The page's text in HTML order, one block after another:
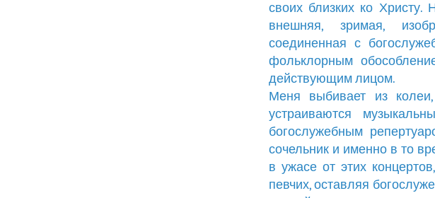
своих близких ко Христу.
внешняя, зримая,
соединенная с
фольклорным
действующим лицом.
Меня выбивает из
устраиваются
богослужебным
сочельник и именно в то
в ужасе от этих
певчих, оставляя